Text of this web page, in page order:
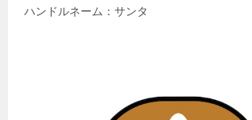
ハンドルネーム：サンタ